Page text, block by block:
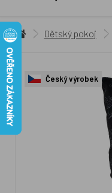
Dětský pokoj
Český výrobek